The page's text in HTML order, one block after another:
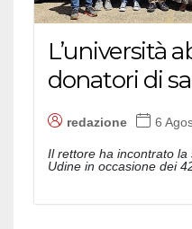
L’università
donatori di
redazione 6
Il rettore ha incontrato la
Udine in occasione dei